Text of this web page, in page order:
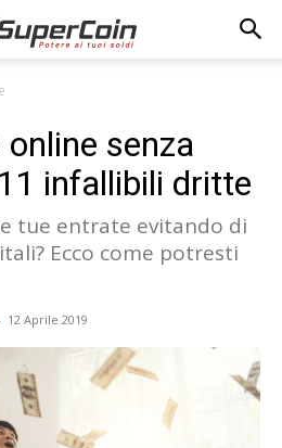
senza
infallibili dritte
tue entrate evitando di
Ecco come potresti
12 Aprile 2019